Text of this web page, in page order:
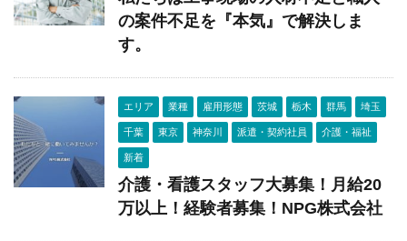
の案件不足を『本気』で解決しま
す。
エリア 業種 雇用形態 茨城 栃木 群馬 埼玉
千葉 東京 神奈川 派遣・契約社員 介護・福祉
新着
介護・看護スタッフ大募集！月給20
万以上！経験者募集！NPG株式会社